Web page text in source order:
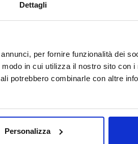
Dettagli
per fornire funzionalità dei
in cui utilizza il nostro sito con
potrebbero combinarle con altre
Personalizza